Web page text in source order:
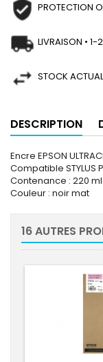
PROTECTION
LIVRAISON •
STOCK
DESCRIPTION
Encre EPSON
Compatible STYLUS
Contenance : 220 ml
Couleur : noir mat
16 AUTRES